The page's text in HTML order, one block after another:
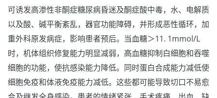
可诱发高渗性非酮症糖尿病昏迷及酮症酸中毒，水、电解质
以及酸、碱平衡紊乱，器官功能障碍，并形成恶性循环，加
重外科原发病症，影响患者预后。当血糖＞11. 1mmol/L
时，机体组织修复能力明显减弱，高血糖抑制白细胞和吞噬
细胞的功能，使抗感染能力降低。同时蛋白合成能力减低使
细胞免疫和体液免疫能力减低。这些都可能导致切口不易愈